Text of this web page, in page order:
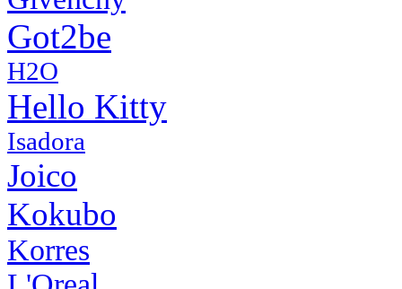
Got2be
H2O
Hello Kitty
Isadora
Joico
Kokubo
Korres